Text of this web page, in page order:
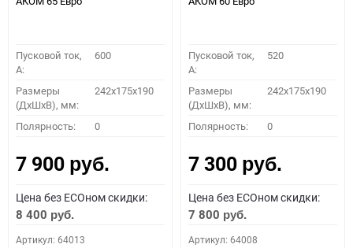
Пусковой ток,
A:
600
Размеры
(ДхШхВ), мм:
242x175x190
Полярность: 0
7 900 руб.
Цена без ECOном скидки:
8 400 руб.
Артикул: 64013
Пусковой ток,
A:
520
Размеры
(ДхШхВ), мм:
242x175x190
Полярность: 0
7 300 руб.
Цена без ECOном скидки:
7 800 руб.
Артикул: 64008